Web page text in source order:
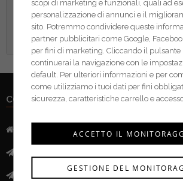
CONTATTI
Via Mazzini, 52 - 46043 Castiglione
Pec:ferrcima@pec.it
scopi di marketing e funzionali, quali ad
personalizzazione di annunci e il
sito. Potremmo condividere queste
partner pubblicitari come Google,
per fini di marketing. Cliccando il pulsante
continuerai la navigazione con le
default. Per ulteriori informazioni e per
come utilizziamo i tuoi dati per fini
sicurezza, caratteristiche carrello e
GESTIONE DEL
ACCETTO IL